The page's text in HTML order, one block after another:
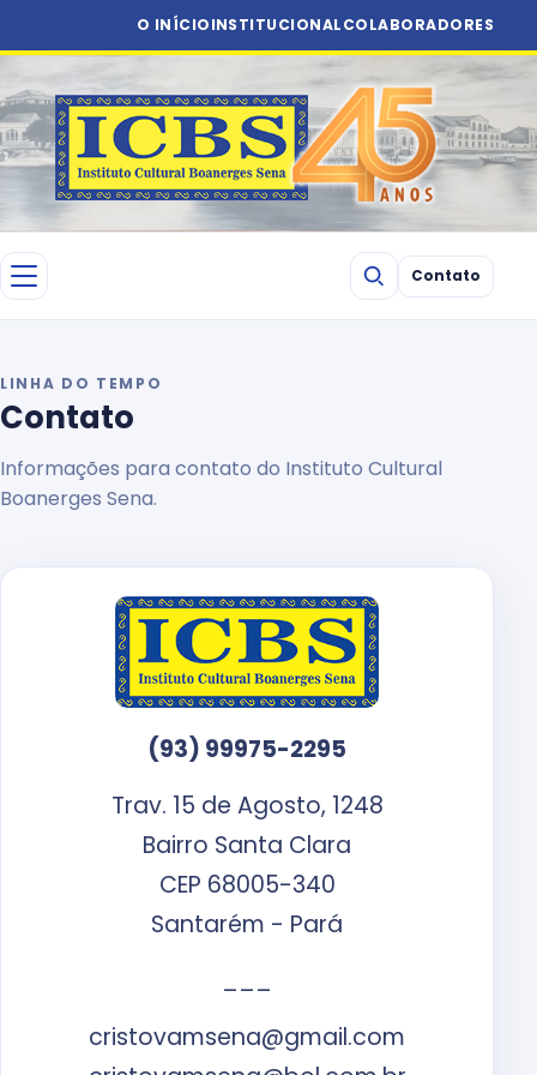
O INÍCIOINSTITUCIONALCOLABORADORES
Contato
LINHA DO TEMPO
Contato
Informações para contato do Instituto Cultural
Boanerges Sena.
(93) 99975-2295
Trav. 15 de Agosto, 1248
Bairro Santa Clara
CEP 68005-340
Santarém - Pará
___
cristovamsena@gmail.com